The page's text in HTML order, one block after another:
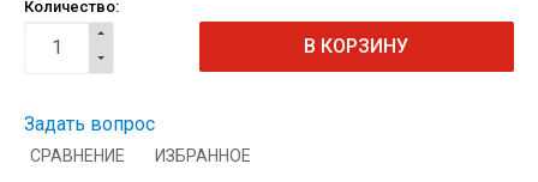
Количество:
Задать вопрос
СРАВНЕНИЕ ИЗБРАННОЕ